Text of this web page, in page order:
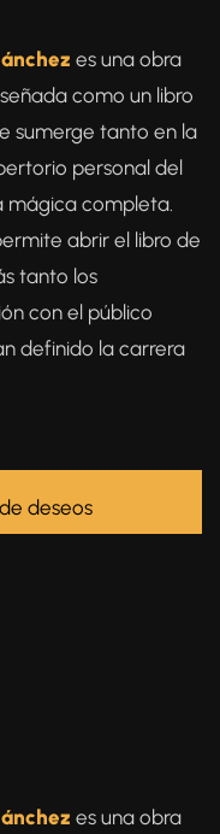
es una obra
como un libro
sumerge tanto en la
personal del
mágica completa.
abrir el libro de
tanto los
con el público
definido la carrera
deseos
es una obra